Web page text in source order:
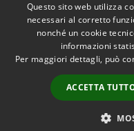
Accessibilità
Questo sito web utilizza
necessari al corretto
nonché un cookie
informazioni
Per maggiori dettagli, può
ACCETTA